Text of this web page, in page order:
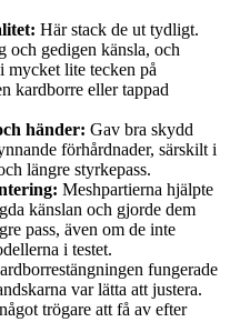
Här stack de ut tydligt.
och gedigen känsla, och
mycket lite tecken på
kardborre eller tappad
händer: Gav bra skydd
förhårdnader, särskilt i
längre styrkepass.
Meshpartierna hjälpte
känslan och gjorde dem
pass, även om de inte
i testet.
fungerade
var lätta att justera.
trögare att få av efter